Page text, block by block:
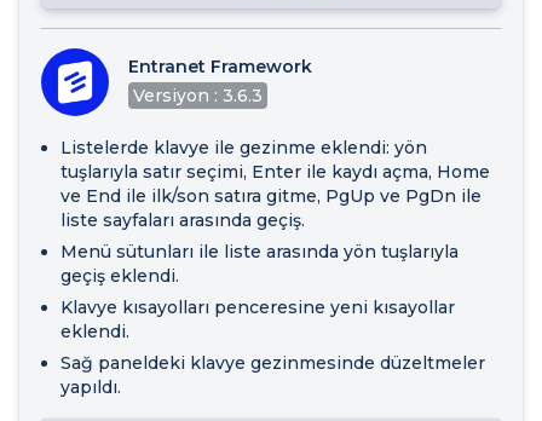
Entranet Framework
Versiyon : 3.6.3
Listelerde klavye ile gezinme eklendi: yön
tuşlarıyla satır seçimi, Enter ile kaydı açma, Home
ve End ile ilk/son satıra gitme, PgUp ve PgDn ile
liste sayfaları arasında geçiş.
Menü sütunları ile liste arasında yön tuşlarıyla
geçiş eklendi.
Klavye kısayolları penceresine yeni kısayollar
eklendi.
Sağ paneldeki klavye gezinmesinde düzeltmeler
yapıldı.